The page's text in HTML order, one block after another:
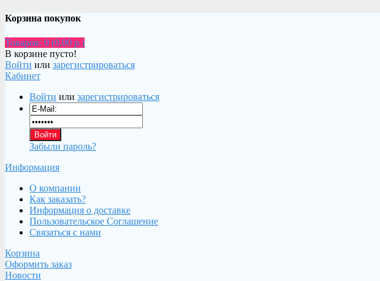
Корзина покупок
Товаров: 0 (0.00 р.)
В корзине пусто!
Войти или зарегистрироваться
Кабинет
Войти или зарегистрироваться
Забыли пароль?
Информация
О компании
Как заказать?
Информация о доставке
Пользовательское Соглашение
Связаться с нами
Корзина
Оформить заказ
Новости